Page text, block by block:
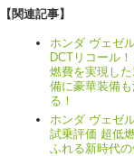
【関連記事】
ホンダ ヴェゼ
DCTリコール
燃費を実現し
備に豪華装備
る！
ホンダ ヴェゼ
試乗評価 超低
ふれる新時代